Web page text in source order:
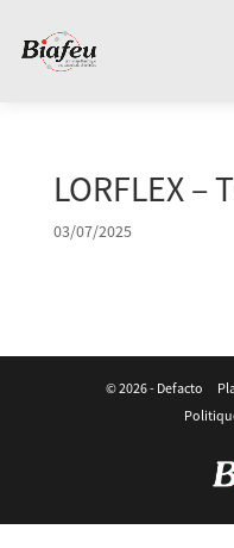
LORFLEX –
03/07/2025
© 2026 - Defacto